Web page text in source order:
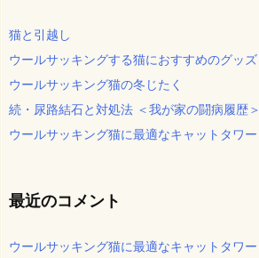
猫と引越し
ウールサッキングする猫におすすめのグッズ
ウールサッキング猫の冬じたく
続・尿路結石と対処法 ＜我が家の闘病履歴＞
ウールサッキング猫に最適なキャットタワー
最近のコメント
ウールサッキング猫に最適なキャットタワー